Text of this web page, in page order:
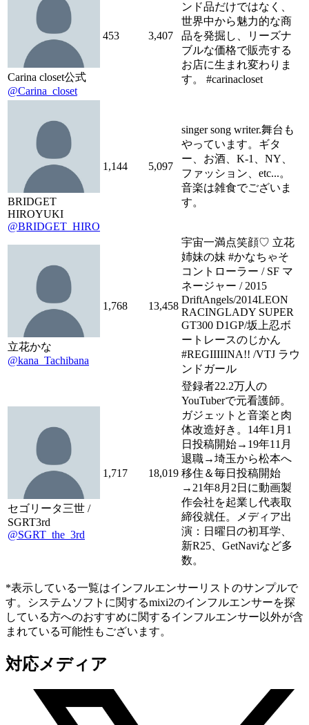
Carina closet公式
@Carina_closet
453 3,407
ンド品だけではなく、
世界中から魅力的な商
品を発掘し、リーズナ
ブルな価格で販売する
お店に生まれ変わりま
す。 #carinacloset
BRIDGET
HIROYUKI
@BRIDGET_HIRO
1,144 5,097
singer song writer.舞台も
やっています。ギタ
ー、お酒、K-1、NY、
ファッション、etc...。
音楽は雑食でございま
す。
立花かな
@kana_Tachibana
1,768 13,458
宇宙一満点笑顔♡ 立花
姉妹の妹 #かなちゃそ
コントローラー / SF マ
ネージャー / 2015
DriftAngels/2014LEON
RACINGLADY SUPER
GT300 D1GP/坂上忍ボ
ートレースのじかん
#REGIIIIINA!! /VTJ ラウ
ンドガール
セゴリータ三世 /
SGRT3rd
@SGRT_the_3rd
1,717 18,019
登録者22.2万人の
YouTuberで元看護師。
ガジェットと音楽と肉
体改造好き。14年1月1
日投稿開始→19年11月
退職→埼玉から松本へ
移住＆毎日投稿開始
→21年8月2日に動画製
作会社を起業し代表取
締役就任。メディア出
演：日曜日の初耳学、
新R25、GetNaviなど多
数。
*表示している一覧はインフルエンサーリストのサンプルで
す。システムソフトに関するmixi2のインフルエンサーを探
している方へのおすすめに関するインフルエンサー以外が含
まれている可能性もございます。
対応メディア